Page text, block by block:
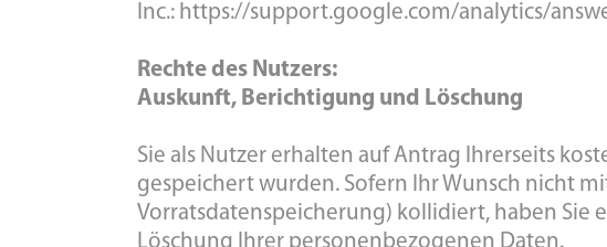
Inc.: https://support.google.com/analytics/
Rechte des Nutzers:
Auskunft, Berichtigung und Löschung
Sie als Nutzer erhalten auf Antrag Ihrerseits
gespeichert wurden. Sofern Ihr Wunsch nicht
Vorratsdatenspeicherung) kollidiert, haben Sie
Löschung Ihrer personenbezogenen Daten.